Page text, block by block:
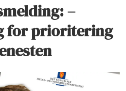
–
for prioritering